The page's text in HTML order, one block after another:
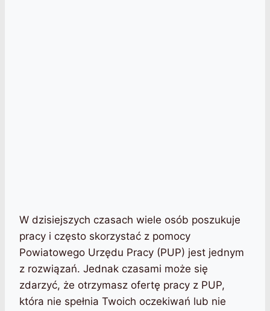
W dzisiejszych czasach wiele osób poszukuje
pracy i często skorzystać z pomocy
Powiatowego Urzędu Pracy (PUP) jest jednym
z rozwiązań. Jednak czasami może się
zdarzyć, że otrzymasz ofertę pracy z PUP,
która nie spełnia Twoich oczekiwań lub nie